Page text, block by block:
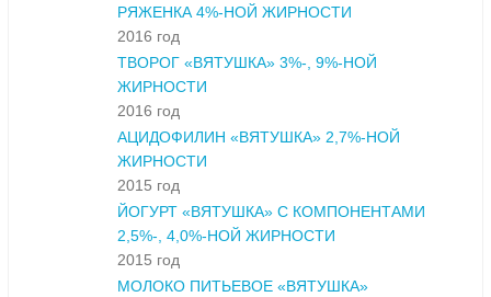
РЯЖЕНКА 4%-НОЙ ЖИРНОСТИ
2016 год
ТВОРОГ «ВЯТУШКА» 3%-, 9%-НОЙ
ЖИРНОСТИ
2016 год
АЦИДОФИЛИН «ВЯТУШКА» 2,7%-НОЙ
ЖИРНОСТИ
2015 год
ЙОГУРТ «ВЯТУШКА» С КОМПОНЕНТАМИ
2,5%-, 4,0%-НОЙ ЖИРНОСТИ
2015 год
МОЛОКО ПИТЬЕВОЕ «ВЯТУШКА»